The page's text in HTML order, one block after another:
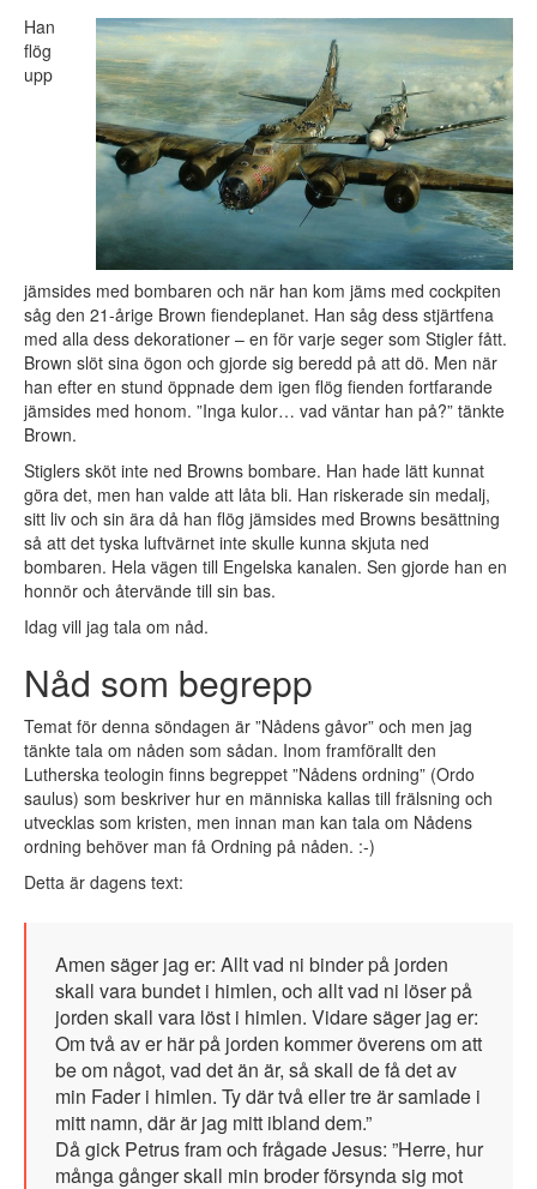
Han
flög
upp
jämsides med bombaren och när han kom jäms med cockpiten
såg den 21-årige Brown fiendeplanet. Han såg dess stjärtfena
med alla dess dekorationer – en för varje seger som Stigler fått.
Brown slöt sina ögon och gjorde sig beredd på att dö. Men när
han efter en stund öppnade dem igen flög fienden fortfarande
jämsides med honom. ”Inga kulor… vad väntar han på?” tänkte
Brown.
Stiglers sköt inte ned Browns bombare. Han hade lätt kunnat
göra det, men han valde att låta bli. Han riskerade sin medalj,
sitt liv och sin ära då han flög jämsides med Browns besättning
så att det tyska luftvärnet inte skulle kunna skjuta ned
bombaren. Hela vägen till Engelska kanalen. Sen gjorde han en
honnör och återvände till sin bas.
Idag vill jag tala om nåd.
Nåd som begrepp
Temat för denna söndagen är ”Nådens gåvor” och men jag
tänkte tala om nåden som sådan. Inom framförallt den
Lutherska teologin finns begreppet ”Nådens ordning” (Ordo
saulus) som beskriver hur en människa kallas till frälsning och
utvecklas som kristen, men innan man kan tala om Nådens
ordning behöver man få Ordning på nåden. :-)
Detta är dagens text:
Amen säger jag er: Allt vad ni binder på jorden
skall vara bundet i himlen, och allt vad ni löser på
jorden skall vara löst i himlen. Vidare säger jag er:
Om två av er här på jorden kommer överens om att
be om något, vad det än är, så skall de få det av
min Fader i himlen. Ty där två eller tre är samlade i
mitt namn, där är jag mitt ibland dem.”
Då gick Petrus fram och frågade Jesus: ”Herre, hur
många gånger skall min broder försynda sig mot